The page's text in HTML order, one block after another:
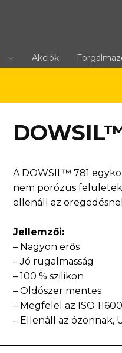
Akciók
A DOWSIL™ 781
nem porózus
ellenáll az
Jellemzői:
– Nagyon erős
– Jó rugalmasság
– 100 % szilikon
– Oldószer mentes
– Megfelel az ISO
– Ellenáll az ózonnak,